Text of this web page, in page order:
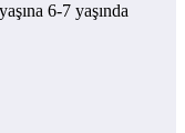
6-7 yaşında